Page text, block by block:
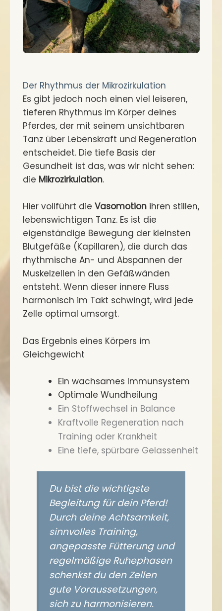
Der Rhythmus der Mikrozirkulation
Es gibt jedoch noch einen viel leiseren,
tieferen Rhythmus im Körper deines
Pferdes, der mit seinem unsichtbaren
Tanz über Lebenskraft und Regeneration
entscheidet. Die tiefe Basis der
Gesundheit ist das, was wir nicht sehen:
die Mikrozirkulation.
Hier vollführt die Vasomotionihren stillen,
lebenswichtigen Tanz. Es ist die
eigenständige Bewegung der kleinsten
Blutgefäße (Kapillaren), die durch das
rhythmische An- und Abspannen der
Muskelzellen in den Gefäßwänden
entsteht. Wenn dieser innere Fluss
harmonisch im Takt schwingt, wird jede
Zelle optimal umsorgt.
Das Ergebnis eines Körpers im
Gleichgewicht
Ein wachsames Immunsystem
Optimale Wundheilung
Ein Stoffwechsel in Balance
Kraftvolle Regeneration nach
Training oder Krankheit
Eine tiefe, spürbare Gelassenheit
Du bist die wichtigste
Begleitung für dein Pferd!
Durch deine Achtsamkeit,
sinnvolles Training,
angepasste Fütterung und
regelmäßige Ruhephasen
schenkst du den Zellen
gute Voraussetzungen,
sich zu harmonisieren.